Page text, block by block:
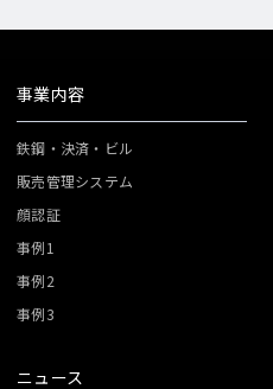
事業内容
鉄鋼・決済・ビル
販売管理システム
顔認証
事例1
事例2
事例3
ニュース